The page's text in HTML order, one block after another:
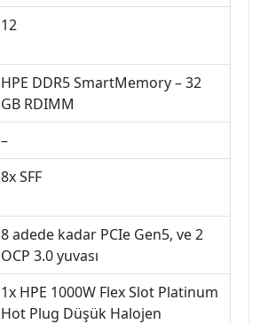
12
HPE DDR5 SmartMemory – 32
GB RDIMM ‎
–
8x SFF
8 adede kadar PCIe Gen5, ve 2
OCP 3.0 yuvası
1x HPE 1000W Flex Slot Platinum
Hot Plug Düşük Halojen